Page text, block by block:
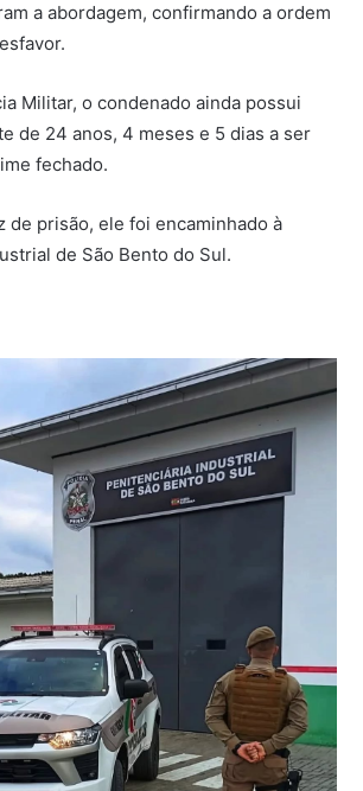
a abordagem, confirmando a ordem
Militar, o condenado ainda possui
de 24 anos, 4 meses e 5 dias a ser
fechado.
de prisão, ele foi encaminhado à
de São Bento do Sul.